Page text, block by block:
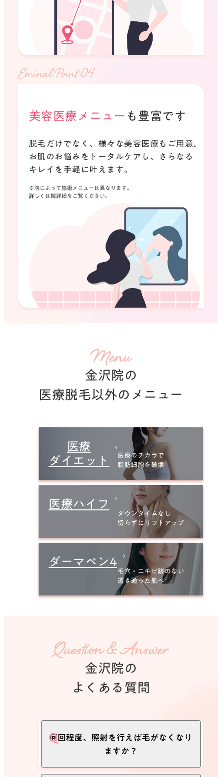
Eminal Point 0
美容医療メニュー も豊富です
脱毛だけでなく、様々な美容医療もご用意。
お肌のお悩みをトータルケアし、
さらなる
キレイを手軽に叶えます。
※院によって施術メニューは異なります。
詳しくは院詳細をご覧ください。
ダイエット
SEE MORE
ダーマペン4
SEE MORE
Menu
金沢院の
医療脱毛以外のメニュー
医療
ダイエット
医療のチカラで
脂肪細胞を破壊
医療ハイフ
ダウンタイムなし
切らずにリフトアップ
ダーマペン4
毛穴・ニキビ跡のない
透き通った肌へ
Question & Answer
金沢院の
よくある質問
何回程度、照射を行えば毛がなくなり
ますか？